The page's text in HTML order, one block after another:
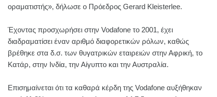
οραματιστής», δήλωσε ο Πρόεδρος Gerard Kleisterlee.
Έχοντας προσχωρήσει στην Vodafone το 2001, έχει
διαδραματίσει έναν αριθμό διαφορετικών ρόλων, καθώς
βρέθηκε στα δ.σ. των θυγατρικών εταιρειών στην Αφρική, το
Κατάρ, στην Ινδία, την Αίγυπτο και την Αυστραλία.
Επισημαίνεται ότι τα καθαρά κέρδη της Vodafone αυξήθηκαν